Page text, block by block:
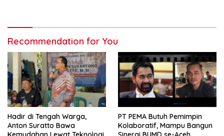
Recommendation for You
Hadir di Tengah Warga,
Anton Suratto Bawa
PT PEMA Butuh Pemimpin
Kolaboratif, Mampu Bangun